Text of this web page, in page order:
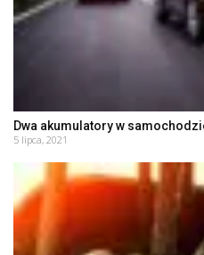
Dwa akumulatory w
5 lipca, 2021